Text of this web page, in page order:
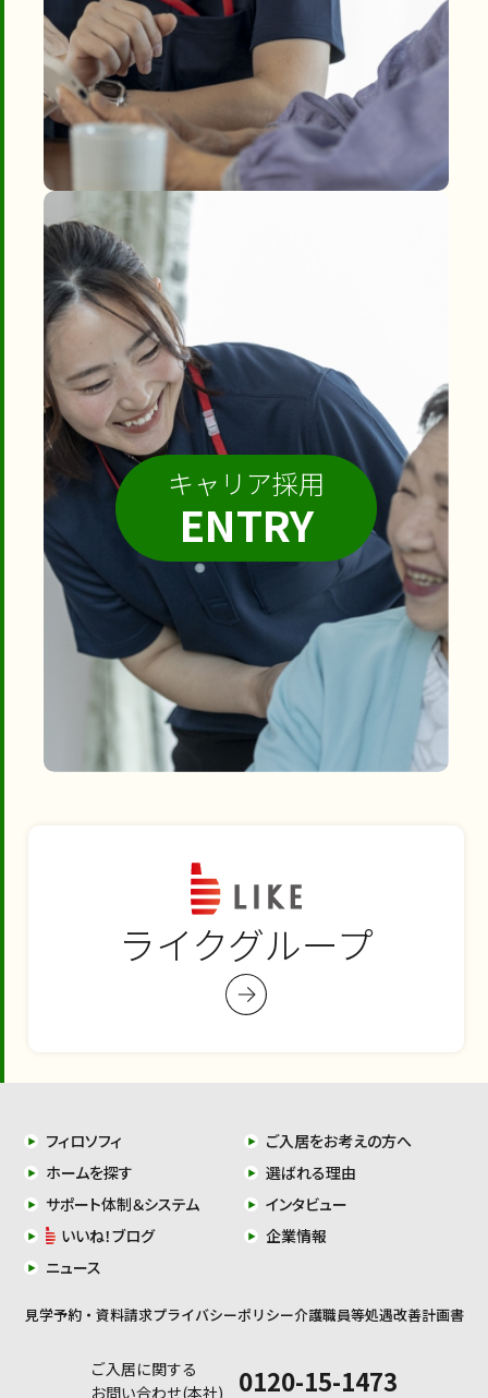
キャリア採用
ENTRY
ライクグループ
フィロソフィ
ご入居をお考えの方へ
ホームを探す
選ばれる理由
サポート体制＆システム
インタビュー
いいね！ブログ
企業情報
ニュース
見学予約・資料請求プライバシーポリシー介護職員等処遇改善計画書
ご入居に関する
お問い合わせ(本社)
0120-15-1473